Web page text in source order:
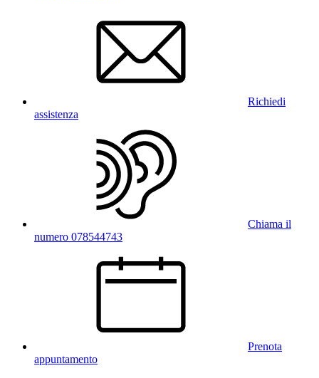
Richiedi
assistenza
Chiama il
numero 078544743
Prenota
appuntamento